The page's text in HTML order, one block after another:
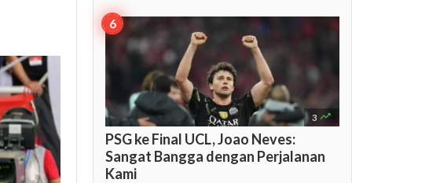
3 
PSG ke Final UCL, Joao Neves:
Sangat Bangga dengan Perjalanan
Kami